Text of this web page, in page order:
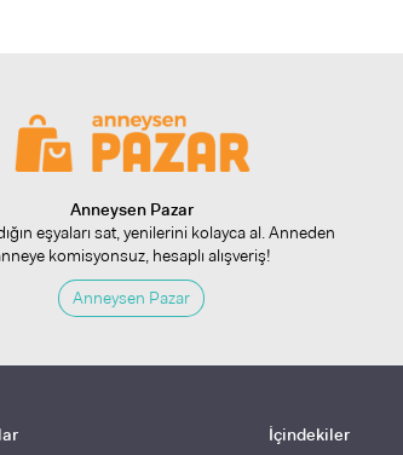
Anneysen Pazar
eşyaları sat, yenilerini kolayca al. Anneden
komisyonsuz, hesaplı alışveriş!
Anneysen Pazar
İçindekiler